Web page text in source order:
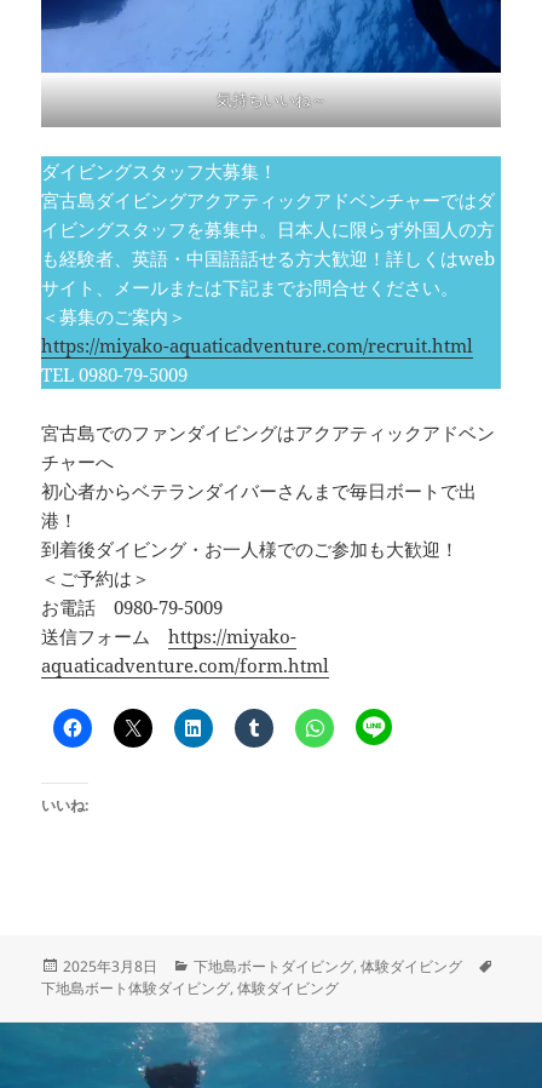
気持ちいいね～
ダイビングスタッフ大募集！
宮古島ダイビングアクアティックアドベンチャーではダ
イビングスタッフを募集中。日本人に限らず外国人の方
も経験者、英語・中国語話せる方大歓迎！詳しくはweb
サイト、メールまたは下記までお問合せください。
＜募集のご案内＞
https://miyako-aquaticadventure.com/recruit.html
TEL 0980-79-5009
宮古島でのファンダイビングはアクアティックアドベン
チャーへ
初心者からベテランダイバーさんまで毎日ボートで出
港！
到着後ダイビング・お一人様でのご参加も大歓迎！
＜ご予約は＞
お電話 0980-79-5009
送信フォームhttps://miyako-
aquaticadventure.com/form.html
いいね:
投
稿
2025年3月8日
カ
テ
リ
ー
下地島ボートダイビング,体験ダイビング
下地島ボート体験ダイビング,体験ダイビング